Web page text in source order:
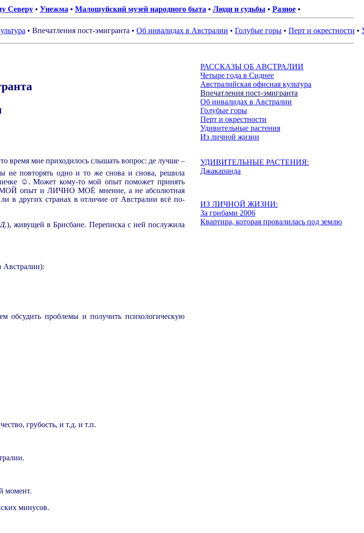
Северу• Унежма • Малошуйский музей народного быта • Люди и судьбы • Разное•
• Впечатления пост-эмигранта • Об инвалидах в Австралии • Голубые горы • Перт и окрестности •
время мне приходилось слышать вопрос: де лучше –
не повторять одно и то же снова и снова, решила
☺. Может кому-то мой опыт поможет принять
МОЙ опыт и ЛИЧНО МОЁ мнение, а не абсолютная
в других странах в отличие от Австралии всё по-
), живущей в Брисбане. Переписка с ней послужила
Австралии):
проблемы и получить психологическую
грубость, и т.д. и т.п.
момент.
минусов.
РАССКАЗЫ ОБ АВСТРАЛИИ
Четыре года в Сиднее
Австралийская офисная культура
Впечатления пост-эмигранта
Об инвалидах в Австралии
Голубые горы
Перт и окрестности
Удивительные растения
Из личной жизни
УДИВИТЕЛЬНЫЕ РАСТЕНИЯ:
Джакаранда
ИЗ ЛИЧНОЙ ЖИЗНИ:
За грибами 2006
Квартира, которая провалилась под землю